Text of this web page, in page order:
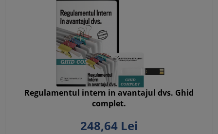
Regulamentul intern in avantajul dvs. Ghid
complet.
248,64 Lei